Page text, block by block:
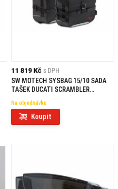
11 819 Kč s DPH
SW MOTECH SYSBAG 15/10 SADA
TAŠEK DUCATI SCRAMBLER
Na objednávku
Koupit